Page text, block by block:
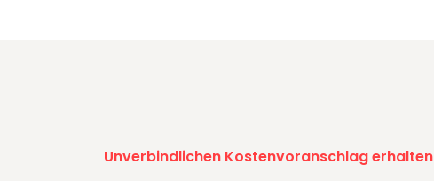
Unverbindlichen Kostenvoranschlag erhalten